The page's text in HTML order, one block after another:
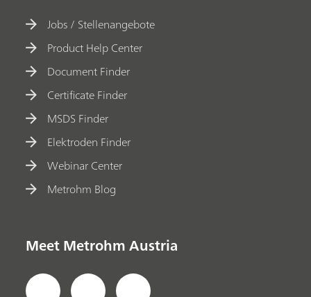
Jobs / Stellenangebote
Product Help Center
Document Finder
Certificate Finder
MSDS Finder
Elektroden Finder
Webinar Center
Metrohm Blog
Meet Metrohm Austria